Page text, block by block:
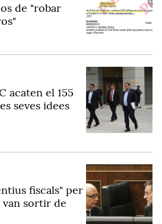
de "robar
acaten el 155
seves idees
fiscals" per
van sortir de